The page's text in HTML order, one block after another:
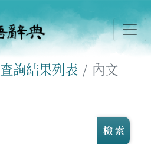
查詢結果列表 內文
檢 索